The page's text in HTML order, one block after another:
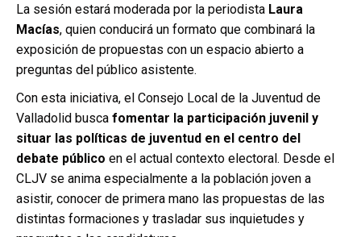
La sesión estará moderada por la periodista Laura
Macías, quien conducirá un formato que combinará la
exposición de propuestas con un espacio abierto a
preguntas del público asistente.
Con esta iniciativa, el Consejo Local de la Juventud de
Valladolid busca fomentar la participación juvenil y
situar las políticas de juventud en el centro del
debate público en el actual contexto electoral. Desde el
CLJV se anima especialmente a la población joven a
asistir, conocer de primera mano las propuestas de las
distintas formaciones y trasladar sus inquietudes y